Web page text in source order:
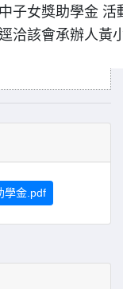
中子女獎助學金
洽該會承辦人黃
學金.pdf